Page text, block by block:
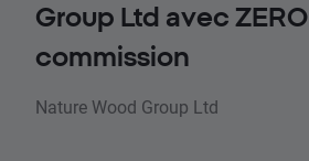
Group Ltd avec ZERO
commission
Nature Wood Group Ltd